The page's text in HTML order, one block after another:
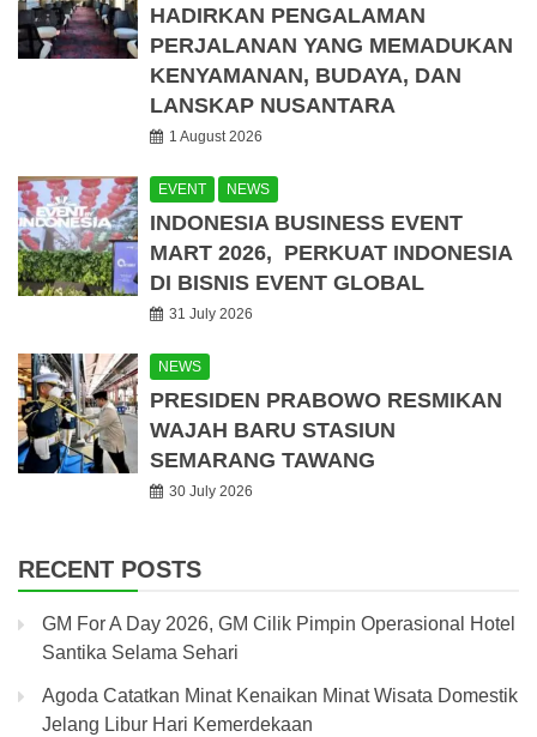
HADIRKAN PENGALAMAN
PERJALANAN YANG MEMADUKAN
KENYAMANAN, BUDAYA, DAN
LANSKAP NUSANTARA
1 August 2026
EVENT NEWS
INDONESIA BUSINESS EVENT
MART 2026, PERKUAT INDONESIA
DI BISNIS EVENT GLOBAL
31 July 2026
NEWS
PRESIDEN PRABOWO RESMIKAN
WAJAH BARU STASIUN
SEMARANG TAWANG
30 July 2026
RECENT POSTS
GM For A Day 2026, GM Cilik Pimpin Operasional Hotel
Santika Selama Sehari
Agoda Catatkan Minat Kenaikan Minat Wisata Domestik
Jelang Libur Hari Kemerdekaan